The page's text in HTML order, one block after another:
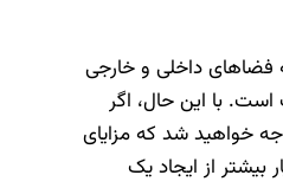
فضاهای داخلی و خارجی
با این حال، اگر
خواهید شد که مزایای
بیشتر از ایجاد یک